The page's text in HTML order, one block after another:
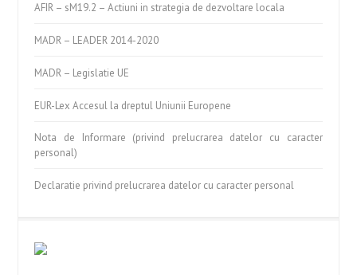
AFIR – sM19.2 – Actiuni in strategia de dezvoltare locala
MADR – LEADER 2014-2020
MADR – Legislatie UE
EUR-Lex Accesul la dreptul Uniunii Europene
Nota de Informare (privind prelucrarea datelor cu caracter
personal)
Declaratie privind prelucrarea datelor cu caracter personal